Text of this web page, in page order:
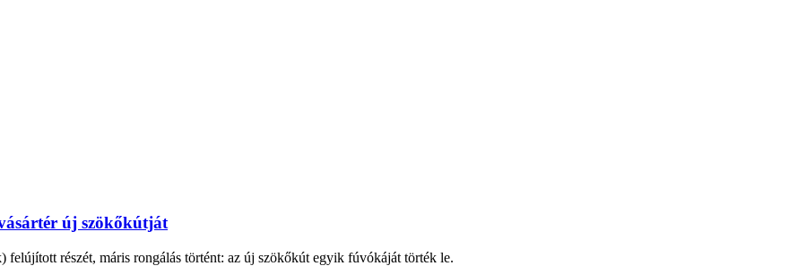
új szökőkútját
felújított részét, máris rongálás történt: az új szökőkút egyik fúvókáját törték le.